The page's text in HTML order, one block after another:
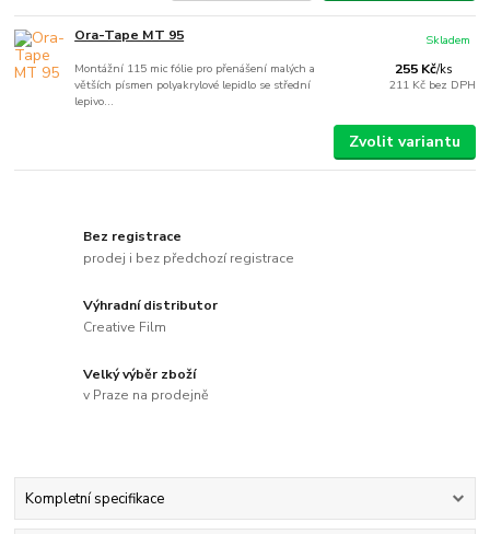
Ora-Tape MT 95
Montážní 115 mic fólie pro přenášení malých a
větších písmen polyakrylové lepidlo se střední
lepivo...
255 Kč/ks
211 Kč bez DPH
Skladem
Zvolit variantu
Bez registrace
prodej i bez předchozí registrace
Výhradní distributor
Creative Film
Velký výběr zboží
v Praze na prodejně
Kompletní specifikace